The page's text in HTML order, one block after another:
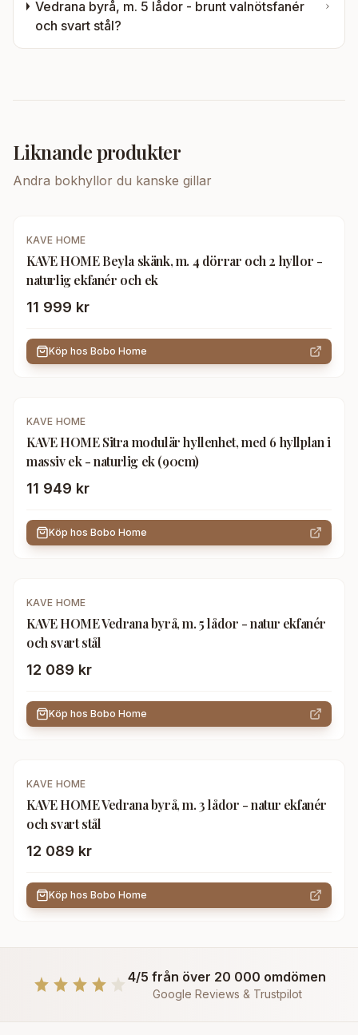
Vedrana byrå, m. 5 lådor - brunt valnötsfanér
och svart stål?
Liknande produkter
Andra bokhyllor du kanske gillar
KAVE HOME
KAVE HOME Beyla skänk, m. 4 dörrar och 2 hyllor -
naturlig ekfanér och ek
11 999 kr
Köp hos Bobo Home
KAVE HOME
KAVE HOME Sitra modulär hyllenhet, med 6 hyllplan i
massiv ek - naturlig ek (90cm)
11 949 kr
Köp hos Bobo Home
KAVE HOME
KAVE HOME Vedrana byrå, m. 5 lådor - natur ekfanér
och svart stål
12 089 kr
Köp hos Bobo Home
KAVE HOME
KAVE HOME Vedrana byrå, m. 3 lådor - natur ekfanér
och svart stål
12 089 kr
Köp hos Bobo Home
4/5 från över 20 000 omdömen
Google Reviews & Trustpilot